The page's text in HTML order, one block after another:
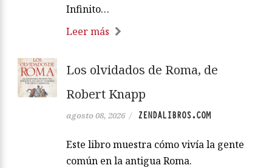
Infinito…
Leer más
Los olvidados de Roma, de
Robert Knapp
agosto 08, 2026 / ZENDALIBROS.COM
Este libro muestra cómo vivía la gente
común en la antigua Roma.